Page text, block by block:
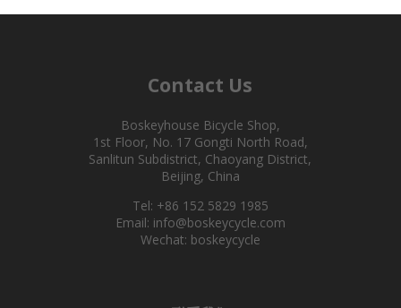
Contact Us
Boskeyhouse Bicycle Shop,
1st Floor, No. 17 Gongti North Road,
Sanlitun Subdistrict, Chaoyang District,
Beijing, China
Tel: +86 152 5829 1985
Email: info@boskeycycle.com
Wechat: boskeycycle